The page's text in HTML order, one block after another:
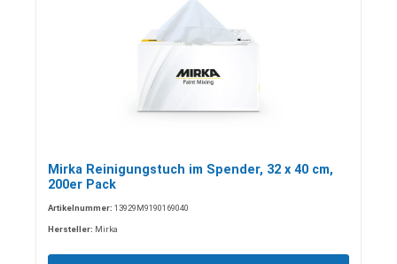
Mirka Reinigungstuch im Spender, 32 x 40 cm,
200er Pack
Artikelnummer: 13929M9190169040
Hersteller: Mirka